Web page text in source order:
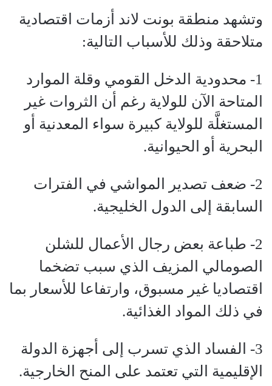
وتشهد منطقة بونت لاند أزمات اقتصادية
متلاحقة وذلك للأسباب التالية:
1- محدودية الدخل القومي وقلة الموارد
المتاحة الآن للولاية رغم أن الثروات غير
المستغلَّة للولاية كبيرة سواء المعدنية أو
البحرية أو الحيوانية.
2- ضعف تصدير المواشي في الفترات
السابقة إلى الدول الخليجية.
2- طباعة بعض رجال الأعمال للشلن
الصومالي المزيف الذي سبب تضخما
اقتصاديا غير مسبوق، وارتفاعا للأسعار بما
في ذلك المواد الغذائية.
3- الفساد الذي تسرب إلى أجهزة الدولة
الإقليمية التي تعتمد على المنح الخارجية.